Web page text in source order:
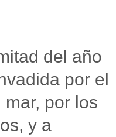
del año
por el
mar, por los
y a